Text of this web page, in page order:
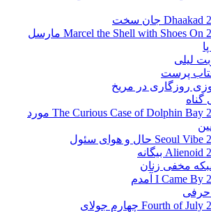
دانلود فیلم Marcel the Shell with Shoes On 2021 مارسل
لیلی
پرست
روزگاری در مریخ
گناه
دانلود فیلم The Curious Case of Dolphin Bay 2022 مورد
مخفی زنان
حرفی